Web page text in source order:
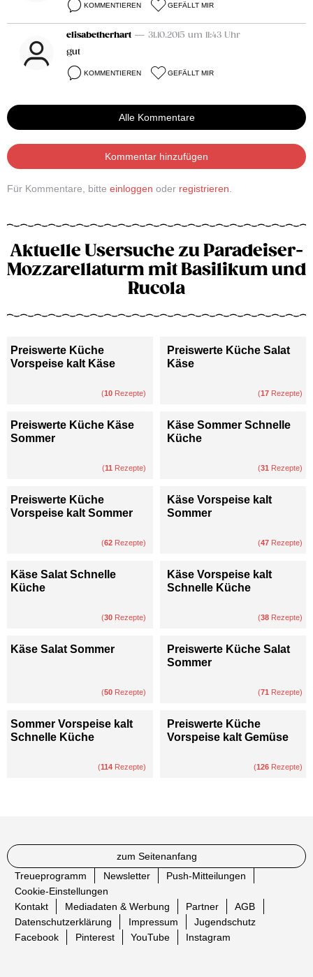
KOMMENTIEREN GEFÄLLT MIR
elisabetherhart — 31.10.2015 um 11:43 Uhr
gut
KOMMENTIEREN GEFÄLLT MIR
Alle Kommentare
Kommentar hinzufügen
Für Kommentare, bitte einloggen oder registrieren
Aktuelle Usersuche zu Paradeiser-
Mozzarellaturm mit Basilikum und
Rucola
Preiswerte Küche
Vorspeise kalt Käse
(10 Rezepte)
Preiswerte Küche Salat
Käse
(17 Rezepte)
Preiswerte Küche Käse
Sommer
(11 Rezepte)
Käse Sommer Schnelle
Küche
(31 Rezepte)
Preiswerte Küche
Vorspeise kalt Sommer
(62 Rezepte)
Käse Vorspeise kalt
Sommer
(47 Rezepte)
Käse Salat Schnelle
Küche
(30 Rezepte)
Käse Vorspeise kalt
Schnelle Küche
(38 Rezepte)
Käse Salat Sommer
(50 Rezepte)
Preiswerte Küche Salat
Sommer
(71 Rezepte)
Sommer Vorspeise kalt
Schnelle Küche
(114 Rezepte)
Preiswerte Küche
Vorspeise kalt Gemüse
(126 Rezepte)
zum Seitenanfang
Treueprogramm
Newsletter
Push-Mitteilungen
Cookie-Einstellungen
Kontakt
Mediadaten & Werbung Partner
AGB
Datenschutzerklärung
Impressum
Jugendschutz
Facebook
Pinterest YouTube Instagram